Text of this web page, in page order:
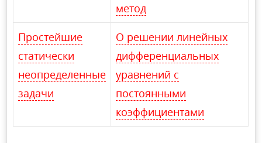
метод
Простейшие
статически
неопределенные
задачи
О решении линейных
дифференциальных
уравнений с
постоянными
коэффициентами